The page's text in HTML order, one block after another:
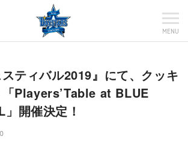
MENU
スティバル2019』にて、クッキ
Players’Table at BLUE
開催決定！